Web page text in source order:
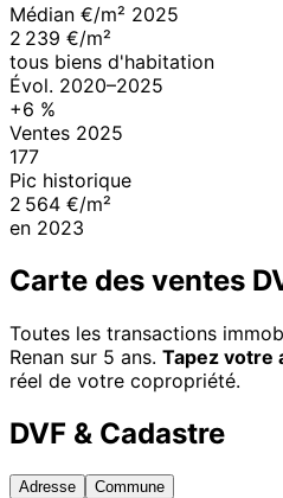
Médian €/m² 2025
2 239 €/m²
tous biens d'habitation
Évol. 2020–2025
+6 %
Ventes 2025
177
Pic historique
2 564 €/m²
en 2023
Carte des ventes
Toutes les transactions
Renan sur 5 ans. Tapez votre
réel de votre copropriété.
DVF & Cadastre
Adresse Commune